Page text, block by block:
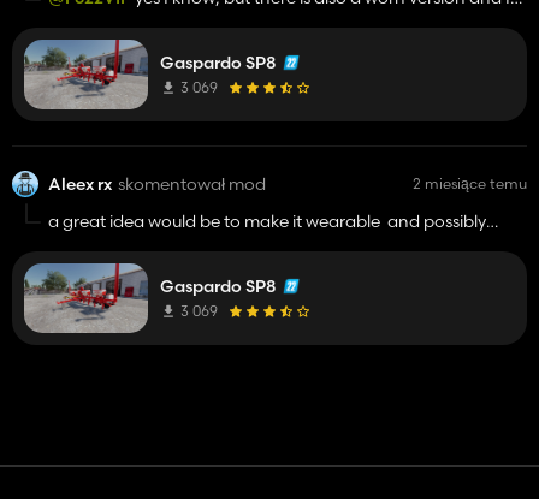
Gaspardo SP8
3 069
Aleex rx skomentował mod 2 miesiące temu
a great idea would be to make it wearable and possibly
Gaspardo SP8
3 069